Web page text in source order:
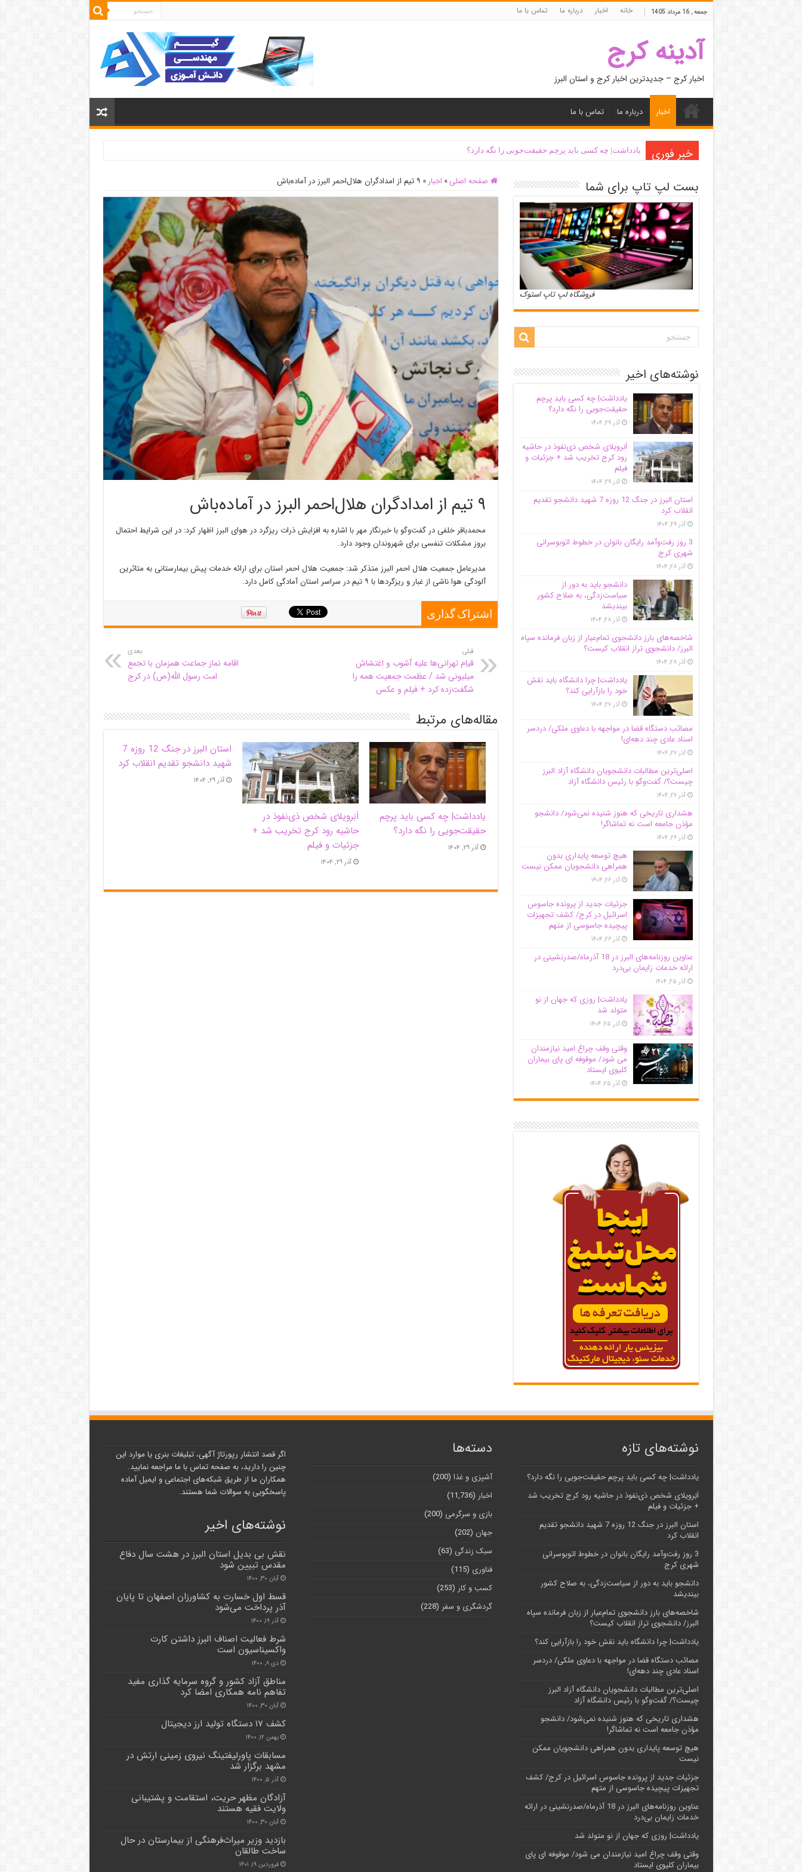
جمعه , 16 مرداد 1405 خانه اخبار درباره ما تماس با ما
آدینه کرج
اخبار کرج – جدیدترین اخبار کرج و استان البرز
اخبار درباره ما تماس با ما
خبر فوری یادداشت| ‌چه کسی باید پرچم حقیقت‌جویی را نگه دارد؟
صفحه اصلی » اخبار » ۹ تیم از امدادگران هلال‌احمر البرز در آماده‌باش
۹ تیم از امدادگران هلال‌احمر البرز در آماده‌باش
محمدباقرخلفیدر گفت‌وگو با خبرنگار مهر با اشاره به افزایش ذرات ریزگرد در هوای البرز اظهار کرد: در این شرایط احتمال
بروز مشکلات تنفسی برای شهروندان وجود دارد.
مدیرعامل جمعیت هلال احمر البرز متذکر شد: جمعیت هلال احمر استان برای ارائه خدمات پیش بیمارستانی به متاثرین
آلودگی هوا ناشی از غبار و ریزگردها با ۹ تیم در سراسر استان آمادگی کامل دارد.
اشتراک گذاری
قبلی
قیام تهرانی‌ها علیه آشوب و اغتشاش
میلیونی شد / عظمت جمعیت همه را
شگفت‌زده کرد + فیلم و عکس
بعدی
اقامه نماز جماعت همزمان با تجمع
امت رسول الله(ص) در کرج
مقاله‌های مرتبط
یادداشت| ‌چه کسی باید پرچم
حقیقت‌جویی را نگه دارد؟
آذر ۲۹, ۱۴۰۴
اَبَر‌ویلای شخص ذی‌نفوذ در
حاشیه‌ رود کرج تخریب شد +
جزئیات و فیلم
آذر ۲۹, ۱۴۰۴
استان البرز در جنگ 12 روزه 7
شهید دانشجو تقدیم انقلاب کرد
آذر ۲۹, ۱۴۰۴
بست لپ تاپ برای شما
فروشگاه لپ تاپ استوک
نوشته‌های اخیر
یادداشت| ‌چه کسی باید پرچم
حقیقت‌جویی را نگه دارد؟
آذر ۲۹, ۱۴۰۴
اَبَر‌ویلای شخص ذی‌نفوذ در حاشیه‌
رود کرج تخریب شد + جزئیات و
فیلم
آذر ۲۹, ۱۴۰۴
استان البرز در جنگ 12 روزه 7 شهید دانشجو تقدیم
انقلاب کرد
آذر ۲۹, ۱۴۰۴
3 روز رفت‌وآمد رایگان بانوان در خطوط اتوبوسرانی
شهری کرج
آذر ۲۸, ۱۴۰۴
دانشجو باید به دور از
سیاست‌زدگی، به صلاح کشور
بیندیشد
آذر ۲۸, ۱۴۰۴
شاخصه‌های بارز دانشجوی تمام‌عیار از زبان فرمانده سپاه
البرز/ دانشجوی تراز انقلاب کیست؟
آذر ۲۸, ۱۴۰۴
یادداشت| چرا دانشگاه باید نقش
خود را بازآرایی کند؟
آذر ۲۷, ۱۴۰۴
مصائب دستگاه قضا در مواجهه با دعاوی ملکی/ دردسر
اسناد عادی چند‌ دهه‌ای!
آذر ۲۷, ۱۴۰۴
اصلی‌ترین مطالبات دانشجویان دانشگاه آزاد البرز
چیست؟/ گفت‌وگو با رئیس دانشگاه آز‌اد
آذر ۲۷, ۱۴۰۴
هشداری تاریخی که هنوز شنیده نمی‌شود/ دانشجو
مؤذن جامعه است نه تماشاگر!
آذر ۲۶, ۱۴۰۴
هیچ توسعه پایداری بدون
همراهی دانشجویان ممکن نیست
آذر ۲۶, ۱۴۰۴
جزئیات جدید از پرونده جاسوس
اسرائیل در کرج/‌ کشف تجهیزات
پیچیده جاسوسی از متهم
آذر ۲۶, ۱۴۰۴
عناوین روزنامه‌های البرز در ‌18 آذرماه/صدرنشینی در
ارائه خدمات زایمان بی‌درد
آذر ۲۵, ۱۴۰۴
یادداشت| روزی که جهان از نو
متولد شد
آذر ۲۵, ۱۴۰۴
وقتی وقف چراغ امید نیازمندان
می شود/ موقوفه ای پای بیماران
کلیوی ایستاد
آذر ۲۵, ۱۴۰۴
نوشته‌های تازه
یادداشت| ‌چه کسی باید پرچم حقیقت‌جویی را نگه دارد؟
اَبَر‌ویلای شخص ذی‌نفوذ در حاشیه‌ رود کرج تخریب شد
+ جزئیات و فیلم
استان البرز در جنگ 12 روزه 7 شهید دانشجو تقدیم
انقلاب کرد
3 روز رفت‌وآمد رایگان بانوان در خطوط اتوبوسرانی
شهری کرج
دانشجو باید به دور از سیاست‌زدگی، به صلاح کشور
بیندیشد
شاخصه‌های بارز دانشجوی تمام‌عیار از زبان فرمانده سپاه
البرز/ دانشجوی تراز انقلاب کیست؟
یادداشت| چرا دانشگاه باید نقش خود را بازآرایی کند؟
مصائب دستگاه قضا در مواجهه با دعاوی ملکی/ دردسر
اسناد عادی چند‌ دهه‌ای!
اصلی‌ترین مطالبات دانشجویان دانشگاه آزاد البرز
چیست؟/ گفت‌وگو با رئیس دانشگاه آز‌اد
هشداری تاریخی که هنوز شنیده نمی‌شود/ دانشجو
مؤذن جامعه است نه تماشاگر!
هیچ توسعه پایداری بدون همراهی دانشجویان ممکن
نیست
جزئیات جدید از پرونده جاسوس اسرائیل در کرج/‌ کشف
تجهیزات پیچیده جاسوسی از متهم
عناوین روزنامه‌های البرز در ‌18 آذرماه/صدرنشینی در ارائه
خدمات زایمان بی‌درد
یادداشت| روزی که جهان از نو متولد شد
وقتی وقف چراغ امید نیازمندان می شود/ موقوفه ای پای
بیماران کلیوی ایستاد
دسته‌ها
آشپزی و غذا (200)
اخبار (11,736)
بازی و سرگرمی (200)
جهان (202)
سبک زندگی (63)
فناوری (115)
کسب و کار (253)
گردشگری و سفر (228)
اگر قصد انتشار رپورتاژ آگهی، تبلیغات بنری یا موارد این
چنین را دارید، به صفحه تماس با ما مراجعه نمایید.
همکاران ما از طریق شبکه‌های اجتماعی و ایمیل آماده
پاسخگویی به سوالات شما هستند.
نوشته‌های اخیر
نقش بی بدیل استان البرز در هشت سال دفاع
مقدس تبیین شود
آبان ۳۰, ۱۴۰۰
قسط اول خسارت به کشاورزان اصفهان تا پایان
آذر پرداخت می‌شود
آذر ۱۹, ۱۴۰۰
شرط فعالیت اصناف البرز داشتن کارت
واکسیناسیون است
دی ۸, ۱۴۰۰
مناطق آزاد کشور و گروه سرمایه گذاری مفید
تفاهم نامه همکاری امضا کرد
آبان ۳۰, ۱۴۰۰
کشف ۱۷ دستگاه تولید ارز دیجیتال
بهمن ۱۲, ۱۴۰۰
مسابقات پاورلیفتینگ نیروی زمینی ارتش در
مشهد برگزار شد
آذر ۵, ۱۴۰۰
آزادگان مظهر حریت، استقامت و پشتیبانی
ولایت فقیه هستند
آبان ۳۰, ۱۴۰۰
بازدید وزیر میراث‌فرهنگی از بیمارستان در حال
ساخت طالقان
فروردین ۱۹, ۱۴۰۱